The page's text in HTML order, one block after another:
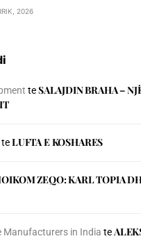
2026
teSALAJDIN BRAHA –
teLUFTA E KOSHARES
ZEQO: KARL TOPIA
Manufacturers in India te